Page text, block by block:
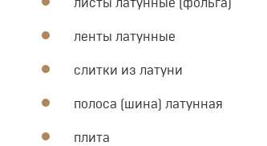
листы латунные (фольга)
ленты латунные
слитки из латуни
полоса (шина) латунная
плита